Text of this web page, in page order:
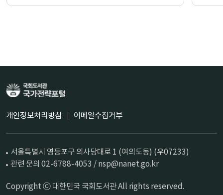
개인정보처리방침 이메일수집거부
서울특별시 영등포구 의사당대로 1 (여의도동) (우07233)
관련 문의 02-6788-4053 / nsp@nanet.go.kr
Copyright ⓒ 대한민국 국회도서관 All rights reserved.